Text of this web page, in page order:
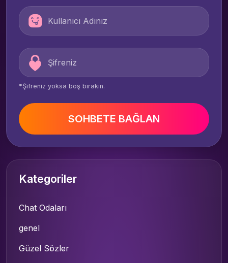
*Şifreniz yoksa boş bırakın.
SOHBETE BAĞLAN
Kategoriler
Chat Odaları
genel
Güzel Sözler